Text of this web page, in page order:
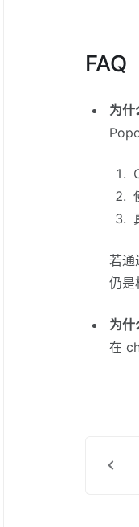
FAQ
为
若
仍是
为
在